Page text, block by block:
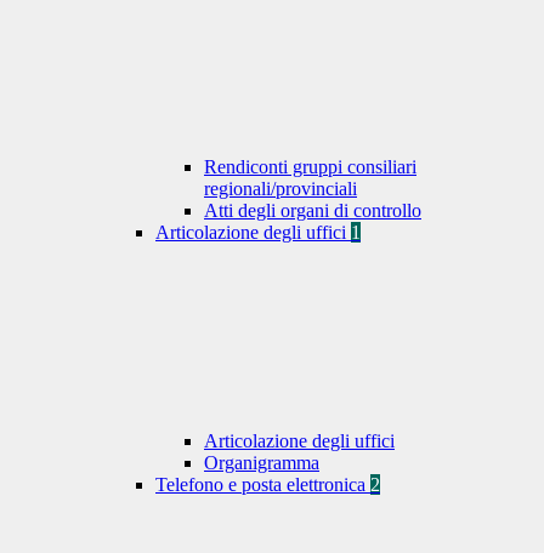
Rendiconti gruppi consiliari
regionali/provinciali
Atti degli organi di controllo
Articolazione degli uffici 1
Articolazione degli uffici
Organigramma
Telefono e posta elettronica 2